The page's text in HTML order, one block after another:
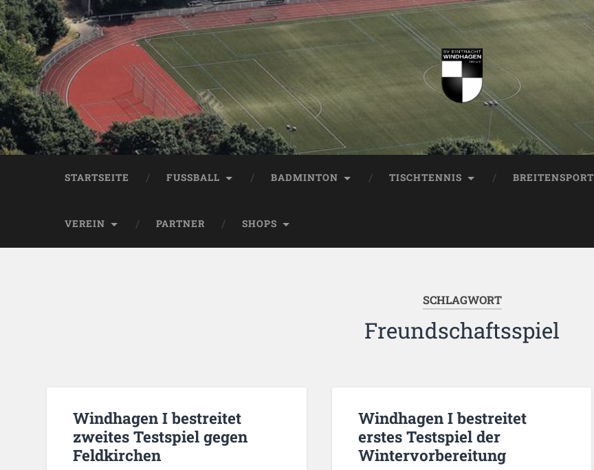
STARTSEITE FUSSBALL BADMINTON TISCHTENNIS BREITENSPORT
VEREIN PARTNER SHOPS
SCHLAGWORT
Freundschaftsspiel
Windhagen I bestreitet
zweites Testspiel gegen
Feldkirchen
Windhagen I bestreitet
erstes Testspiel der
Wintervorbereitung